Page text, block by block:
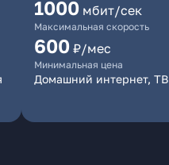
1000 мбит/сек
Максимальная скорость
600 ₽/мес
Минимальная цена
Домашний интернет, ТВ